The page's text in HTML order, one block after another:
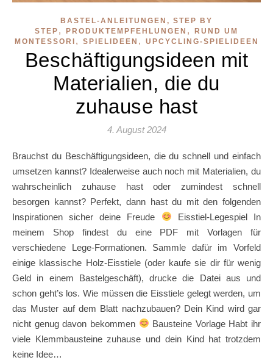
BASTEL-ANLEITUNGEN, STEP BY
STEP , PRODUKTEMPFEHLUNGEN ,
RUND UM
MONTESSORI
, SPIELIDEEN , UPCYCLING-SPIELIDEEN
Beschäftigungsideen mit
Materialien, die du
zuhause hast
4. August 2024
Brauchst du Beschäftigungsideen, die du schnell und einfach
umsetzen kannst? Idealerweise auch noch mit Materialien, du
wahrscheinlich zuhause hast oder zumindest schnell
besorgen kannst? Perfekt, dann hast du mit den folgenden
Inspirationen sicher deine Freude
Eisstiel-Legespiel In
meinem Shop findest du eine PDF mit Vorlagen für
verschiedene Lege-Formationen. Sammle dafür im Vorfeld
einige klassische Holz-Eisstiele (oder kaufe sie dir für wenig
Geld in einem Bastelgeschäft), drucke die Datei aus und
schon geht’s los. Wie müssen die Eisstiele gelegt werden, um
das Muster auf dem Blatt nachzubauen? Dein Kind wird gar
nicht genug davon bekommen
Bausteine Vorlage Habt ihr
viele Klemmbausteine zuhause und dein Kind hat trotzdem
keine Idee…